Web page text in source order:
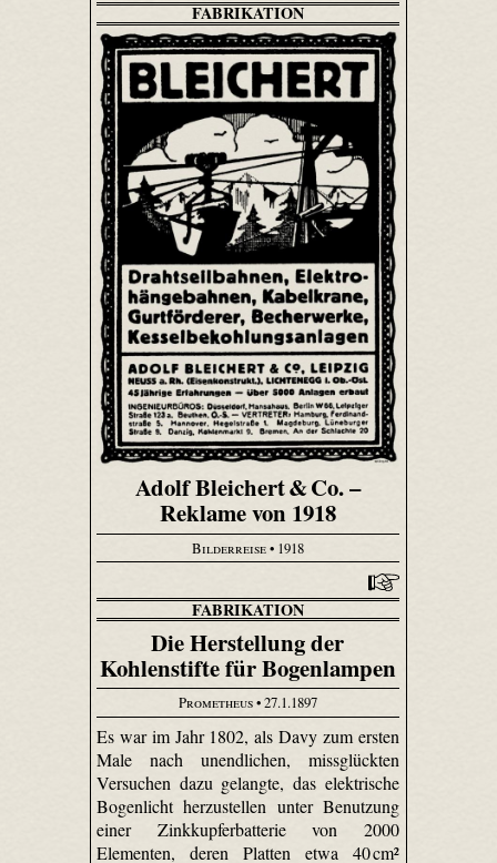
FABRIKATION
Adolf Bleichert & Co. –
Reklame von 1918
Bilderreise• 1918
FABRIKATION
Die Herstellung der
Kohlenstifte für Bogenlampen
Prometheus• 27.1.1897
Es war im Jahr 1802, als Davy zum ersten
Male nach unendlichen, missglückten
Versuchen dazu gelangte, das elektrische
Bogenlicht herzustellen unter Benutzung
einer Zinkkupferbatterie von 2000
Elementen, deren Platten etwa 40 cm²